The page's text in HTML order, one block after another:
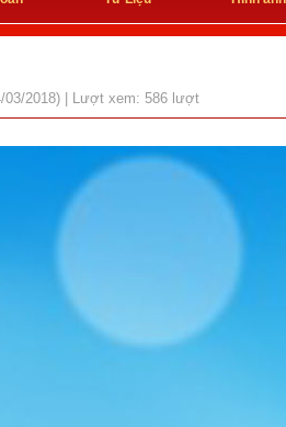
03/2018) | Lượt xem: 586 lượt